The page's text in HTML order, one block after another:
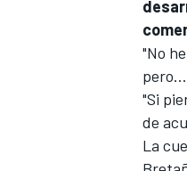
"No
pero...
"Si
de
La